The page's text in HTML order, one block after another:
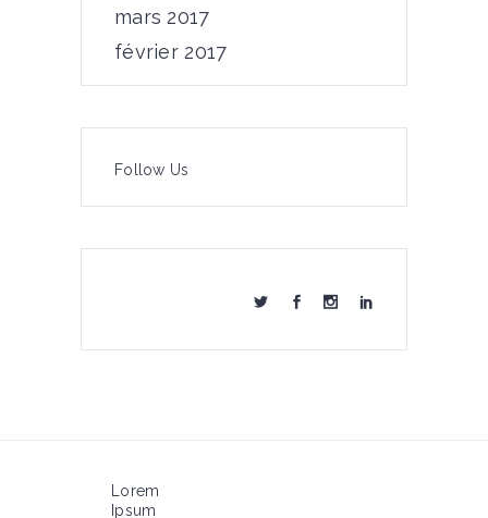
mars 2017
février 2017
Follow Us
Lorem
Ipsum